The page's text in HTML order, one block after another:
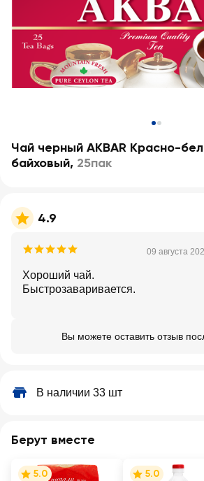
Чай черный AKBAR Красно-
байховый, 25пак
4.9
09 августа
Хороший чай.
Быстрозаваривается.
Вы можете оставить отзыв
В наличии 33 шт
Берут вместе
5.0 5.0